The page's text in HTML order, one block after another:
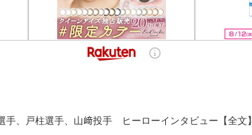
、戸柱選手、山﨑投手 ヒーローインタビュー【全文】